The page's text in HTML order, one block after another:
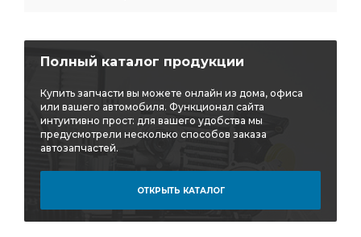
Полный каталог продукции
Купить запчасти вы можете онлайн из дома, офиса
или вашего автомобиля. Функционал сайта
интуитивно прост: для вашего удобства мы
предусмотрели несколько способов заказа
автозапчастей.
ОТКРЫТЬ КАТАЛОГ